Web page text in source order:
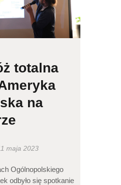
totalna
na
maja 2023
Ogólnopolskiego
odbyło się spotkanie